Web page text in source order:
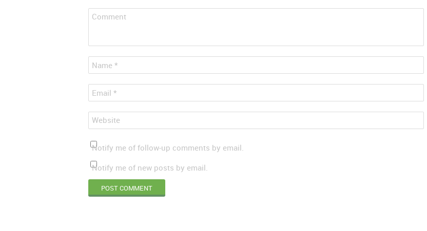
Comment
Name *
Email *
Website
Notify me of follow-up comments by email.
Notify me of new posts by email.